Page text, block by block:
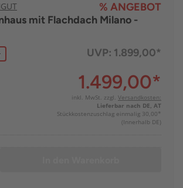
% ANGEBOT
mit Flachdach Milano -
UVP: 1.899,00*
1.499,00*
inkl. MwSt. zzgl. Versandkosten:
Lieferbar nach DE, AT
Stückkostenzuschlag einmalig 30,00*
(Innerhalb DE)